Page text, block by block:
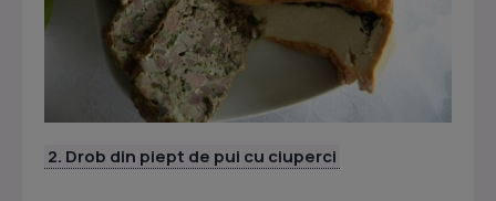
2. Drob din piept de pui cu ciuperci